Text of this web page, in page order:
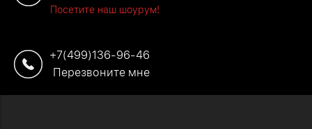
Посетите наш шоурум!
+7(499)136-96-46
Перезвоните мне